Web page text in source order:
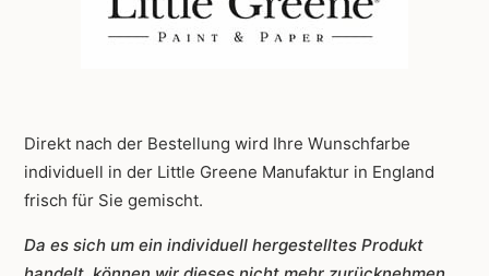
Direkt nach der Bestellung wird Ihre Wunschfarbe
individuell in der Little Greene Manufaktur in England
frisch für Sie gemischt.
Da es sich um ein individuell hergestelltes Produkt